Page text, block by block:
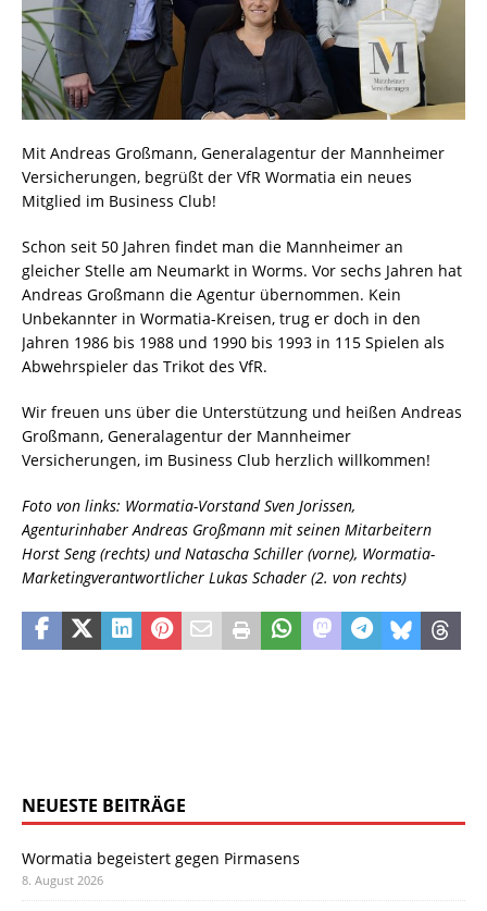
Mit Andreas Großmann, Generalagentur der Mannheimer
Versicherungen, begrüßt der VfR Wormatia ein neues
Mitglied im Business Club!
Schon seit 50 Jahren findet man die Mannheimer an
gleicher Stelle am Neumarkt in Worms. Vor sechs Jahren hat
Andreas Großmann die Agentur übernommen. Kein
Unbekannter in Wormatia-Kreisen, trug er doch in den
Jahren 1986 bis 1988 und 1990 bis 1993 in 115 Spielen als
Abwehrspieler das Trikot des VfR.
Wir freuen uns über die Unterstützung und heißen Andreas
Großmann, Generalagentur der Mannheimer
Versicherungen, im Business Club herzlich willkommen!
Foto von links: Wormatia-Vorstand Sven Jorissen,
Agenturinhaber Andreas Großmann mit seinen Mitarbeitern
Horst Seng (rechts) und Natascha Schiller (vorne), Wormatia-
Marketingverantwortlicher Lukas Schader (2. von rechts)
NEUESTE BEITRÄGE
Wormatia begeistert gegen Pirmasens
8. August 2026